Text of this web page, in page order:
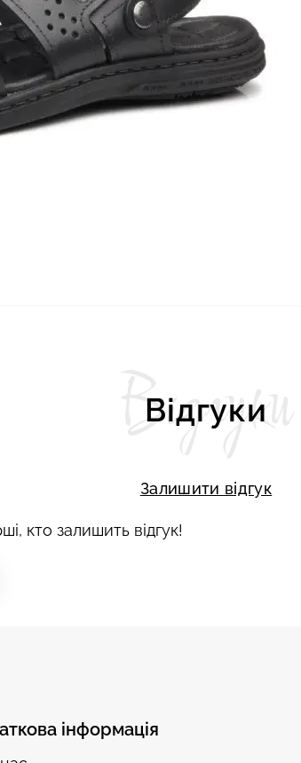
Відгуки
Відгуки
Залишити відгук
кто залишить відгук!
інформація